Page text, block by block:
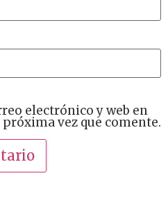
electrónico y web en
vez que comente.